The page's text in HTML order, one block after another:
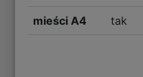
mieści A4 tak